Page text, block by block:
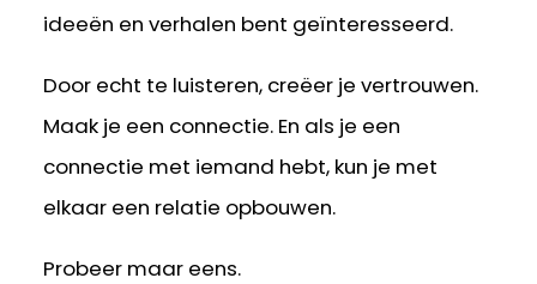
ideeën en verhalen bent geïnteresseerd.
Door echt te luisteren, creëer je vertrouwen.
Maak je een connectie. En als je een
connectie met iemand hebt, kun je met
elkaar een relatie opbouwen.
Probeer maar eens.